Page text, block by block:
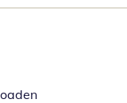
Öffnet in